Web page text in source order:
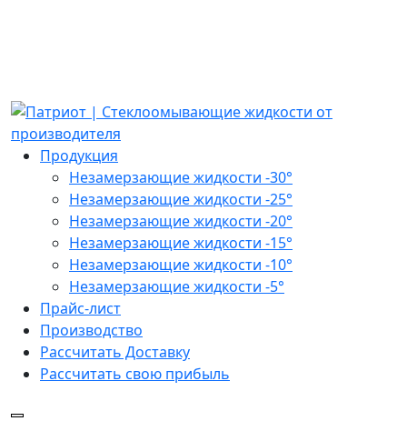
Продукция
Незамерзающие жидкости -30°
Незамерзающие жидкости -25°
Незамерзающие жидкости -20°
Незамерзающие жидкости -15°
Незамерзающие жидкости -10°
Незамерзающие жидкости -5°
Прайс-лист
Производство
Рассчитать Доставку
Рассчитать свою прибыль